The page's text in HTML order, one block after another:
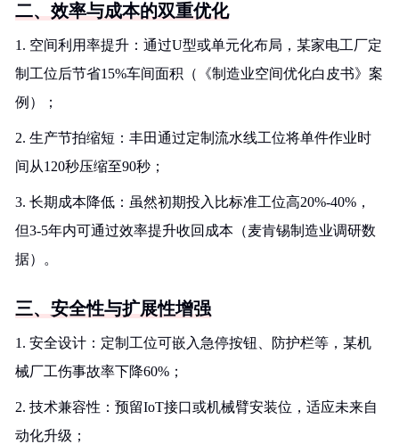
二、效率与成本的双重优化
1. 空间利用率提升：通过U型或单元化布局，某家电工厂定
制工位后节省15%车间面积（《制造业空间优化白皮书》案
例）；
2. 生产节拍缩短：丰田通过定制流水线工位将单件作业时
间从120秒压缩至90秒；
3. 长期成本降低：虽然初期投入比标准工位高20%-40%，
但3-5年内可通过效率提升收回成本（麦肯锡制造业调研数
据）。
三、安全性与扩展性增强
1. 安全设计：定制工位可嵌入急停按钮、防护栏等，某机
械厂工伤事故率下降60%；
2. 技术兼容性：预留IoT接口或机械臂安装位，适应未来自
动化升级；